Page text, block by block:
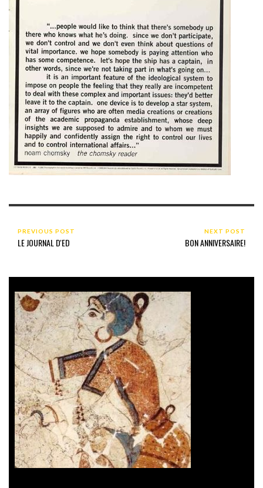
PREVIOUS POST
LE JOURNAL D'ED
NEXT POST
BON ANNIVERSAIRE!